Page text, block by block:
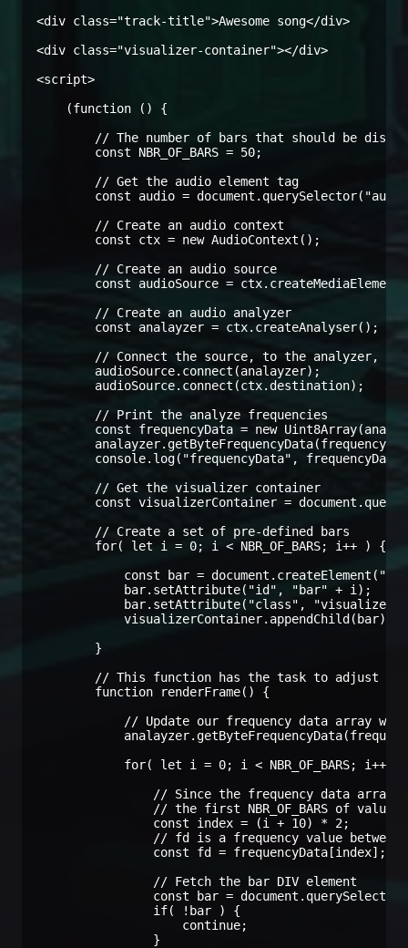
<div class="track-title">Awesome song</div>
<div class="visualizer-container"></div>
<script>
    (function () {
// The number of bars that should be
        const NBR_OF_BARS = 50;
        // Get the audio element tag
const audio =
        // Create an audio context
        const ctx = new AudioContext();
        // Create an audio source
const audioSource =
        // Create an audio analyzer
        const analayzer = ctx.createAnalyser();
// Connect the source, to the analyzer,
        audioSource.connect(analayzer);
        audioSource.connect(ctx.destination);
        // Print the analyze frequencies
const frequencyData = new
console.log("frequencyData",
        // Get the visualizer container
const visualizerContainer =
        // Create a set of pre-defined bars
        for( let i = 0; i < NBR_OF_BARS; i++ ) {
const bar =
            bar.setAttribute("id", "bar" + i);
bar.setAttribute("class", "visualizer-
            visualizerContainer.appendChild(bar);
        }
// This function has the task to adjust
        function renderFrame() {
// Update our frequency data array
for( let i = 0; i < NBR_OF_BARS; i++ )
// Since the frequency data array
// the first NBR_OF_BARS of
                const index = (i + 10) * 2;
// fd is a frequency value between
                const fd = frequencyData[index];
                // Fetch the bar DIV element
const bar =
                if( !bar ) {
                    continue;
                }